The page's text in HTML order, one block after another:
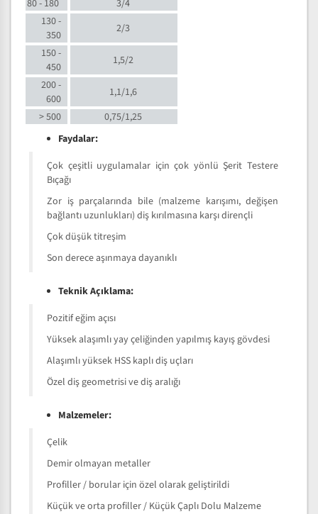
80 - 180
3/4
130 -
350
2/3
150 -
450
1,5/2
200 -
600
1,1/1,6
> 500
0,75/1,25
Faydalar:
Çok çeşitli uygulamalar için çok yönlü Şerit Testere
Bıçağı
Zor iş parçalarında bile (malzeme karışımı, değişen
bağlantı uzunlukları) diş kırılmasına karşı dirençli
Çok düşük titreşim
Son derece aşınmaya dayanıklı
Teknik Açıklama:
Pozitif eğim açısı
Yüksek alaşımlı yay çeliğinden yapılmış kayış gövdesi
Alaşımlı yüksek HSS kaplı diş uçları
Özel diş geometrisi ve diş aralığı
Malzemeler:
Çelik
Demir olmayan metaller
Profiller / borular için özel olarak geliştirildi
Küçük ve orta profiller / Küçük Çaplı Dolu Malzeme